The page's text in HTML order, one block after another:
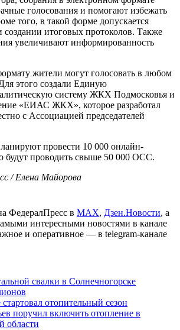
голосования и помогают избежать
того, в такой форме допускается
итоговых протоколов. Также
увеличивают информированность
жители могут голосовать в любом
этого создали Единую
систему ЖКХ Подмосковья и
«ЕИАС ЖКХ», которое разработал
с Ассоциацией председателей
провести 10 000 онлайн-
будут проводить свыше 50 000 ОСС.
/ Елена Майорова
ФедералПресс в МАХ, Дзен.Новости, а
интересными новостями в канале
и оперативное — в telegram-канале
свалки в Солнечногорске
отопительный сезон
поручил включить отопление в
области